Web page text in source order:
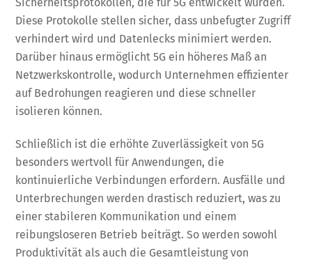
Diese Protokolle stellen sicher, dass unbefugter Zugriff
verhindert wird und Datenlecks minimiert werden.
Darüber hinaus ermöglicht 5G ein höheres Maß an
Netzwerkskontrolle, wodurch Unternehmen effizienter
auf Bedrohungen reagieren und diese schneller
isolieren können.
Schließlich ist die erhöhte Zuverlässigkeit von 5G
besonders wertvoll für Anwendungen, die
kontinuierliche Verbindungen erfordern. Ausfälle und
Unterbrechungen werden drastisch reduziert, was zu
einer stabileren Kommunikation und einem
reibungsloseren Betrieb beiträgt. So werden sowohl
Produktivität als auch die Gesamtleistung von